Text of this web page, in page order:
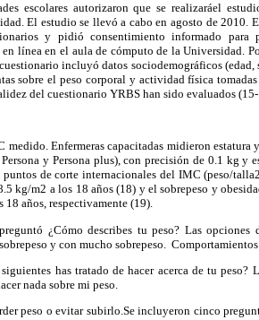
escolares autorizaron que se realizaráel
El estudio se llevó a cabo en agosto de 2010.
y pidió consentimiento informado
línea en el aula de cómputo de la Universidad.
incluyó datos sociodemográficos
sobre el peso corporal y actividad física
del cuestionario YRBS han sido evaluados
Enfermeras capacitadas midieron estatura
y Persona plus), con precisión de 0.1 kg y
de corte internacionales del IMC (peso/
kg/m2 a los 18 años (18) y el sobrepeso y
años, respectivamente (19).
¿Cómo describes tu peso? Las
y con mucho sobrepeso.
has tratado de hacer acerca de tu peso?
nada sobre mi peso.
peso o evitar subirlo.Se incluyeron cinco